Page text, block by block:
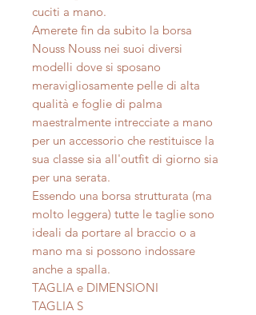
cuciti a mano.
Amerete fin da subito la borsa
Nouss Nouss nei suoi diversi
modelli dove si sposano
meravigliosamente pelle di alta
qualità e foglie di palma
maestralmente intrecciate a mano
per un accessorio che restituisce la
sua classe sia all'outfit di giorno sia
per una serata.
Essendo una borsa strutturata (ma
molto leggera) tutte le taglie sono
ideali da portare al braccio o a
mano ma si possono indossare
anche a spalla.
TAGLIA e DIMENSIONI
TAGLIA S